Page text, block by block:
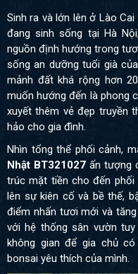
Sinh ra và lớn lên ở Lào
đang sinh sống tại Hà
nguồn định hướng trong
sống an dưỡng tuổi già
mảnh đất khá rộng hơn
muốn hướng đến là phong
xuyết thêm vẻ đẹp truyền
hảo cho gia đình.
Nhìn tổng thể phối cảnh,
Nhật BT321027ấn tượng
trúc mặt tiền cho đến
lên sự kiên cố và bề thế,
điểm nhấn tươi mới và
với hệ thống sân vườn
không gian để gia chủ
bonsai yêu thích của mình.